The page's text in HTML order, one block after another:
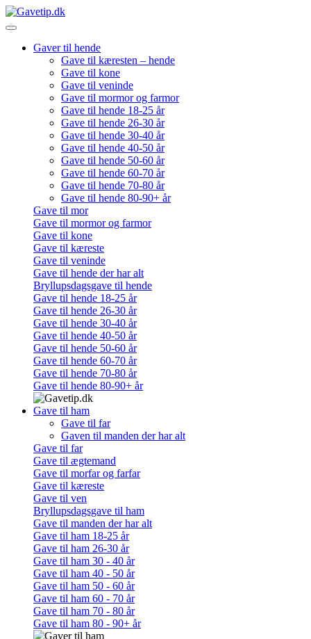
Gaver til hende
Gave til kæresten – hende
Gave til kone
Gave til veninde
Gave til mormor og farmor
Gave til hende 18-25 år
Gave til hende 26-30 år
Gave til hende 30-40 år
Gave til hende 40-50 år
Gave til hende 50-60 år
Gave til hende 60-70 år
Gave til hende 70-80 år
Gave til hende 80-90+ år
Gave til mor
Gave til mormor og farmor
Gave til kone
Gave til kæreste
Gave til veninde
Gave til hende der har alt
Bryllupsdagsgave til hende
Gave til hende 18-25 år
Gave til hende 26-30 år
Gave til hende 30-40 år
Gave til hende 40-50 år
Gave til hende 50-60 år
Gave til hende 60-70 år
Gave til hende 70-80 år
Gave til hende 80-90+ år
Gave til ham
Gave til far
Gaven til manden der har alt
Gave til far
Gave til ægtemand
Gave til morfar og farfar
Gave til kæreste
Gave til ven
Bryllupsdagsgave til ham
Gave til manden der har alt
Gave til ham 18-25 år
Gave til ham 26-30 år
Gave til ham 30 - 40 år
Gave til ham 40 - 50 år
Gave til ham 50 - 60 år
Gave til ham 60 - 70 år
Gave til ham 70 - 80 år
Gave til ham 80 - 90+ år